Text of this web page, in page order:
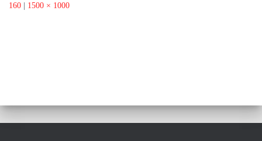
160 | 1500 × 1000